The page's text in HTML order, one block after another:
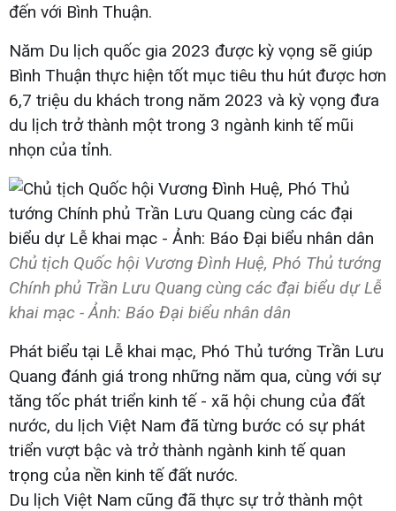
đến với Bình Thuận.
Năm Du lịch quốc gia 2023 được kỳ vọng sẽ giúp
Bình Thuận thực hiện tốt mục tiêu thu hút được hơn
6,7 triệu du khách trong năm 2023 và kỳ vọng đưa
du lịch trở thành một trong 3 ngành kinh tế mũi
nhọn của tỉnh.
Chủ tịch Quốc hội Vương Đình Huệ, Phó Thủ tướng
Chính phủ Trần Lưu Quang cùng các đại biểu dự Lễ
khai mạc - Ảnh: Báo Đại biểu nhân dân
Phát biểu tại Lễ khai mạc, Phó Thủ tướng Trần Lưu
Quang đánh giá trong những năm qua, cùng với sự
tăng tốc phát triển kinh tế - xã hội chung của đất
nước, du lịch Việt Nam đã từng bước có sự phát
triển vượt bậc và trở thành ngành kinh tế quan
trọng của nền kinh tế đất nước.
Du lịch Việt Nam cũng đã thực sự trở thành một